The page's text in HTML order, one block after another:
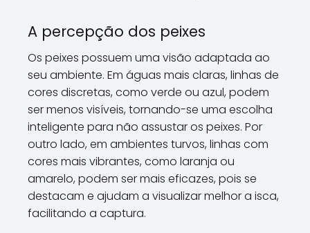
A percepção dos peixes
Os peixes possuem uma visão adaptada ao
seu ambiente. Em águas mais claras, linhas de
cores discretas, como verde ou azul, podem
ser menos visíveis, tornando-se uma escolha
inteligente para não assustar os peixes. Por
outro lado, em ambientes turvos, linhas com
cores mais vibrantes, como laranja ou
amarelo, podem ser mais eficazes, pois se
destacam e ajudam a visualizar melhor a isca,
facilitando a captura.